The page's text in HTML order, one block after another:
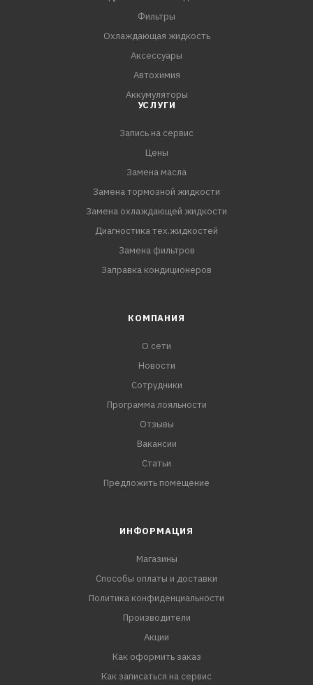
сельскохозяйственных тракторах, для которых
Фильтры
Охлаждающая жидкость
Аксессуары
Автохимия
Аккумуляторы
УСЛУГИ
Запись на сервис
Цены
Замена масла
Замена тормозной жидкости
Замена охлаждающей жидкости
Диагностика тех.жидкостей
Замена фильтров
Заправка кондиционеров
КОМПАНИЯ
О сети
Новости
Сотрудники
Программа лояльности
Отзывы
Вакансии
Статьи
Предложить помещение
ИНФОРМАЦИЯ
Магазины
Способы оплаты и доставки
Политика конфиденциальности
Производители
Акции
Как оформить заказ
Как записаться на сервис